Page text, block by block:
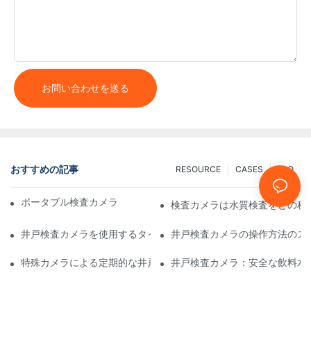
お問い合わせを送る
おすすめの記事 FAQ
CASES
RESOURCE
ポータブル検査カメラ：専門家に必須のツール検査カメラは水質検査をどの程
井戸検査カメラを使用するタイミング：主な指標井戸検査カメラの操作方法の
特殊カメラによる定期的な井戸検査の重要性井戸検査カメラ：安全な飲料水